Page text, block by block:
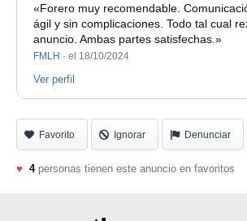
«Forero muy recomendable.
ágil y sin complicaciones. Todo tal cual
anuncio. Ambas partes satisfechas.»
FMLH · el 18/10/2024
Ver perfil
Favorito Ignorar Denunciar
♥ 4personas tienen este anuncio en favoritos